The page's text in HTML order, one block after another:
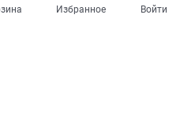
Избранное Войти